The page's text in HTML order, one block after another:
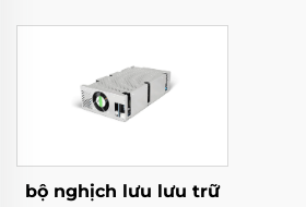
bộ nghịch lưu lưu trữ